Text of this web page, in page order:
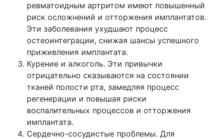
ревматоидным артритом имеют повышенный
риск осложнений и отторжения имплантатов.
Эти заболевания ухудшают процесс
остеоинтеграции, снижая шансы успешного
приживления имплантата.
Курение и алкоголь. Эти привычки
отрицательно сказываются на состоянии
тканей полости рта, замедляя процесс
регенерации и повышая риски
воспалительных процессов и отторжения
имплантата.
Сердечно-сосудистые проблемы. Для